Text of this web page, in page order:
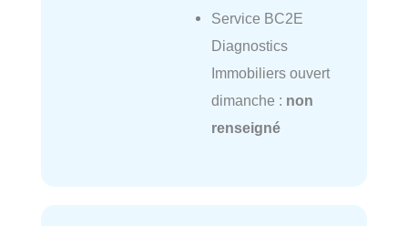
Service BC2E
Diagnostics
Immobiliers ouvert
dimanche : non
renseigné